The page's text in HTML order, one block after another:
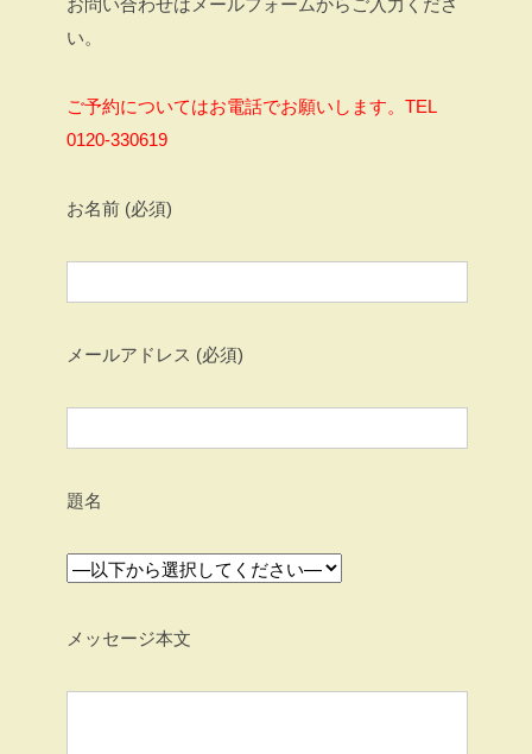
い。
ご予約についてはお電話でお願いします。TEL
0120-330619
お名前 (必須)
メールアドレス (必須)
題名
メッセージ本文